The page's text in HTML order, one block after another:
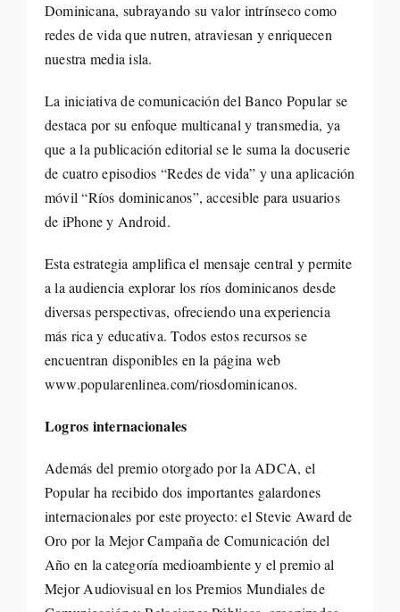
Dominicana, subrayando su valor intrínseco como
redes de vida que nutren, atraviesan y enriquecen
nuestra media isla.
La iniciativa de comunicación del Banco Popular se
destaca por su enfoque multicanal y transmedia, ya
que a la publicación editorial se le suma la docuserie
de cuatro episodios “Redes de vida” y una aplicación
móvil “Ríos dominicanos”, accesible para usuarios
de iPhone y Android.
Esta estrategia amplifica el mensaje central y permite
a la audiencia explorar los ríos dominicanos desde
diversas perspectivas, ofreciendo una experiencia
más rica y educativa. Todos estos recursos se
encuentran disponibles en la página web
www.popularenlinea.com/riosdominicanos.
Logros internacionales
Además del premio otorgado por la ADCA, el
Popular ha recibido dos importantes galardones
internacionales por este proyecto: el Stevie Award de
Oro por la Mejor Campaña de Comunicación del
Año en la categoría medioambiente y el premio al
Mejor Audiovisual en los Premios Mundiales de